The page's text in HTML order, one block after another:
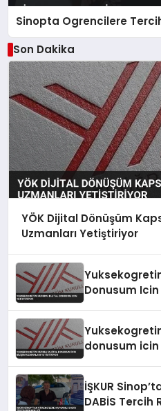
Sinopta Ogrencilere
Son Dakika
YÖK Dijital Dönüşüm
Uzmanları Yetiştiriyor
Donusum
donusum
İŞKUR
DABİS Tercih